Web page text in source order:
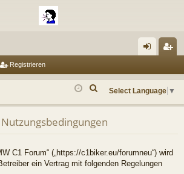
m
n
ist
n
Registrieren
Select Language ▼
h
C1 Forum“ („https://c1biker.eu/forumneu“) wird
ein Vertrag mit folgenden Regelungen